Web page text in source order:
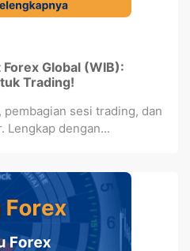
Global (WIB):
Trading!
sesi trading, dan
Lengkap dengan...